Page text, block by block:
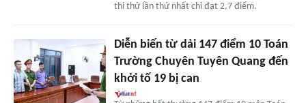
thi thử lần thứ nhất chỉ đạt 2,7 điểm.
Diễn biến từ dải 147 điểm 10 Toán
Trường Chuyên Tuyên Quang đến
khởi tố 19 bị can